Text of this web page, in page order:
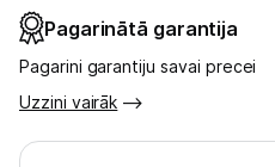
Pagarinātā garantija
Pagarini garantiju savai precei
Uzzini vairāk